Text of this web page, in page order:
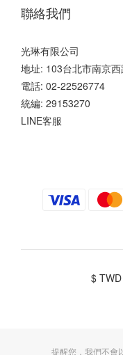
聯絡我們
光琳有限公司
地址: 103台北市南京
電話: 02-22526774
統編: 29153270
LINE客服
$ TWD
提醒您，我們不會